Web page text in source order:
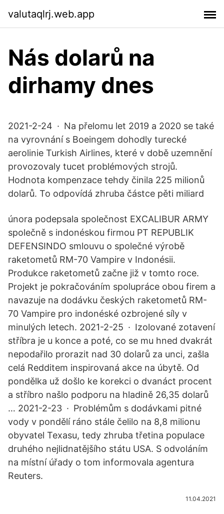
valutaqlrj.web.app
Nás dolarů na
dirhamy dnes
2021-2-24 · Na přelomu let 2019 a 2020 se také
na vyrovnání s Boeingem dohodly turecké
aerolinie Turkish Airlines, které v době uzemnění
provozovaly tucet problémových strojů.
Hodnota kompenzace tehdy činila 225 milionů
dolarů. To odpovídá zhruba částce pěti miliard
února podepsala společnost EXCALIBUR ARMY
společně s indonéskou firmou PT REPUBLIK
DEFENSINDO smlouvu o společné výrobě
raketometů RM-70 Vampire v Indonésii.
Produkce raketometů začne již v tomto roce.
Projekt je pokračováním spolupráce obou firem a
navazuje na dodávku českých raketometů RM-
70 Vampire pro indonéské ozbrojené síly v
minulých letech. 2021-2-25 · Izolované zotavení
stříbra je u konce a poté, co se mu hned dvakrát
nepodařilo prorazit nad 30 dolarů za unci, zašla
celá Redditem inspirovaná akce na úbytě. Od
pondělka už došlo ke korekci o dvanáct procent
a stříbro našlo podporu na hladině 26,35 dolarů
… 2021-2-23 · Problémům s dodávkami pitné
vody v pondělí ráno stále čelilo na 8,8 milionu
obyvatel Texasu, tedy zhruba třetina populace
druhého nejlidnatějšího státu USA. S odvoláním
na místní úřady o tom informovala agentura
Reuters.
11.04.2021